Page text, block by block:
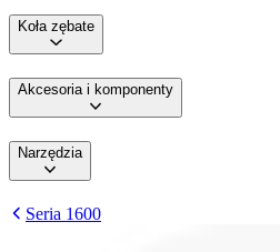
Koła zębate
Akcesoria i komponenty
Narzędzia
Seria 1600